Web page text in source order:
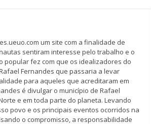
um site com a finalidade de
sentiram interesse pelo trabalho e o
popular fez com que os idealizadores do
Fernandes que passaria a levar
para aqueles que acreditaram em
é divulgar o município de Rafael
e em toda parte do planeta. Levando
povo e os principais eventos ocorridos na
o compromisso, a responsabilidade